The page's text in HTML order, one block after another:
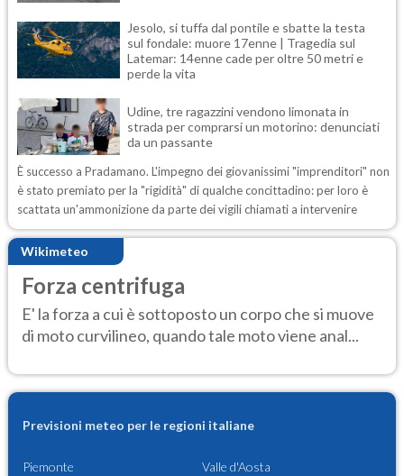
Jesolo, si tuffa dal pontile e sbatte la testa
sul fondale: muore 17enne | Tragedia sul
Latemar: 14enne cade per oltre 50 metri e
perde la vita
Udine, tre ragazzini vendono limonata in
strada per comprarsi un motorino: denunciati
da un passante
È successo a Pradamano. L'impegno dei giovanissimi "imprenditori" non
è stato premiato per la "rigidità" di qualche concittadino: per loro è
scattata un'ammonizione da parte dei vigili chiamati a intervenire
Wikimeteo
Forza centrifuga
E' la forza a cui è sottoposto un corpo che si muove
di moto curvilineo, quando tale moto viene anal...
Previsioni meteo per le regioni italiane
Piemonte Valle d'Aosta